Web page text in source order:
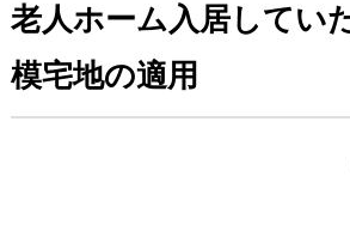
老人ホーム入居してい
模宅地の適用